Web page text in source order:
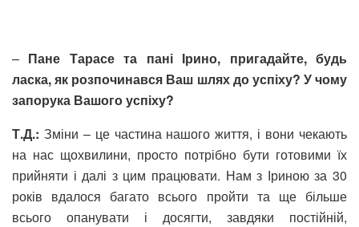
– Пане Тарасе та пані Ірино, пригадайте, будь
ласка, як розпочинався Ваш шлях до успіху? У чому
запорука Вашого успіху?
Т.Д.: Зміни – це частина нашого життя, і вони чекають
на нас щохвилини, просто потрібно бути готовими їх
прийняти і далі з цим працювати. Нам з Іриною за 30
років вдалося багато всього пройти та ще більше
всього опанувати і досягти, завдяки постійній,